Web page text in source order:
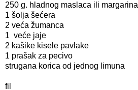
250 g. hladnog maslaca ili margarina
1 šolja šećera
2 veća žumanca
1 veće jaje
2 kašike kisele pavlake
1 prašak za pecivo
strugana korica od jednog limuna
fil